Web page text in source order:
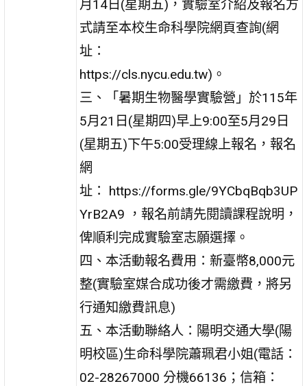
月14日(星期五)，實驗室介紹及報名方
式請至本校生命科學院網頁查詢(網
址：
https://cls.nycu.edu.tw)。
三、「暑期生物醫學實驗營」於115年
5月21日(星期四)早上9:00至5月29日
(星期五)下午5:00受理線上報名，報名
網
址： https://forms.gle/9YCbqBqb3UP
YrB2A9 ，報名前請先閱讀課程說明，
俾順利完成實驗室志願選擇。
四、本活動報名費用：新臺幣8,000元
整(實驗室媒合成功後才需繳費，將另
行通知繳費訊息)
五、本活動聯絡人：陽明交通大學(陽
明校區)生命科學院蕭珮君小姐(電話：
02-28267000 分機66136；信箱：